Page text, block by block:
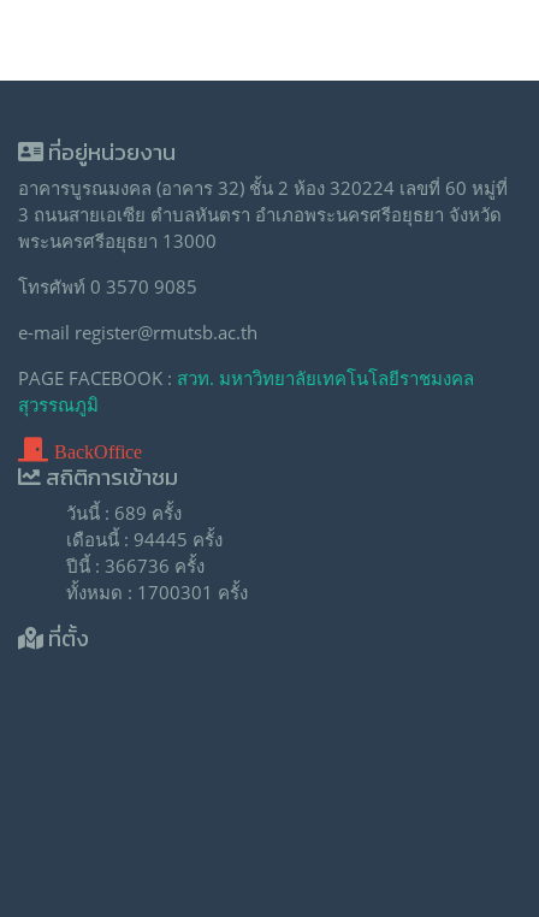
ที่อยู่หน่วยงาน
อาคารบูรณมงคล (อาคาร 32) ชั้น 2 ห้อง 320224 เลขที่ 60 หมู่ที่
3 ถนนสายเอเซีย ตำบลหันตรา อำเภอพระนครศรีอยุธยา จังหวัด
พระนครศรีอยุธยา 13000
โทรศัพท์ 0 3570 9085
e-mail register@rmutsb.ac.th
PAGE FACEBOOK : สวท. มหาวิทยาลัยเทคโนโลยีราชมงคล
สุวรรณภูมิ
BackOffice
สถิติการเข้าชม
วันนี้ : 689 ครั้ง
เดือนนี้ : 94445 ครั้ง
ปีนี้ : 366736 ครั้ง
ทั้งหมด : 1700301 ครั้ง
ที่ตั้ง